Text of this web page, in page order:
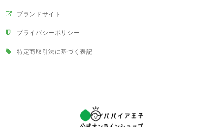
ブランドサイト
プライバシーポリシー
特定商取引法に基づく表記